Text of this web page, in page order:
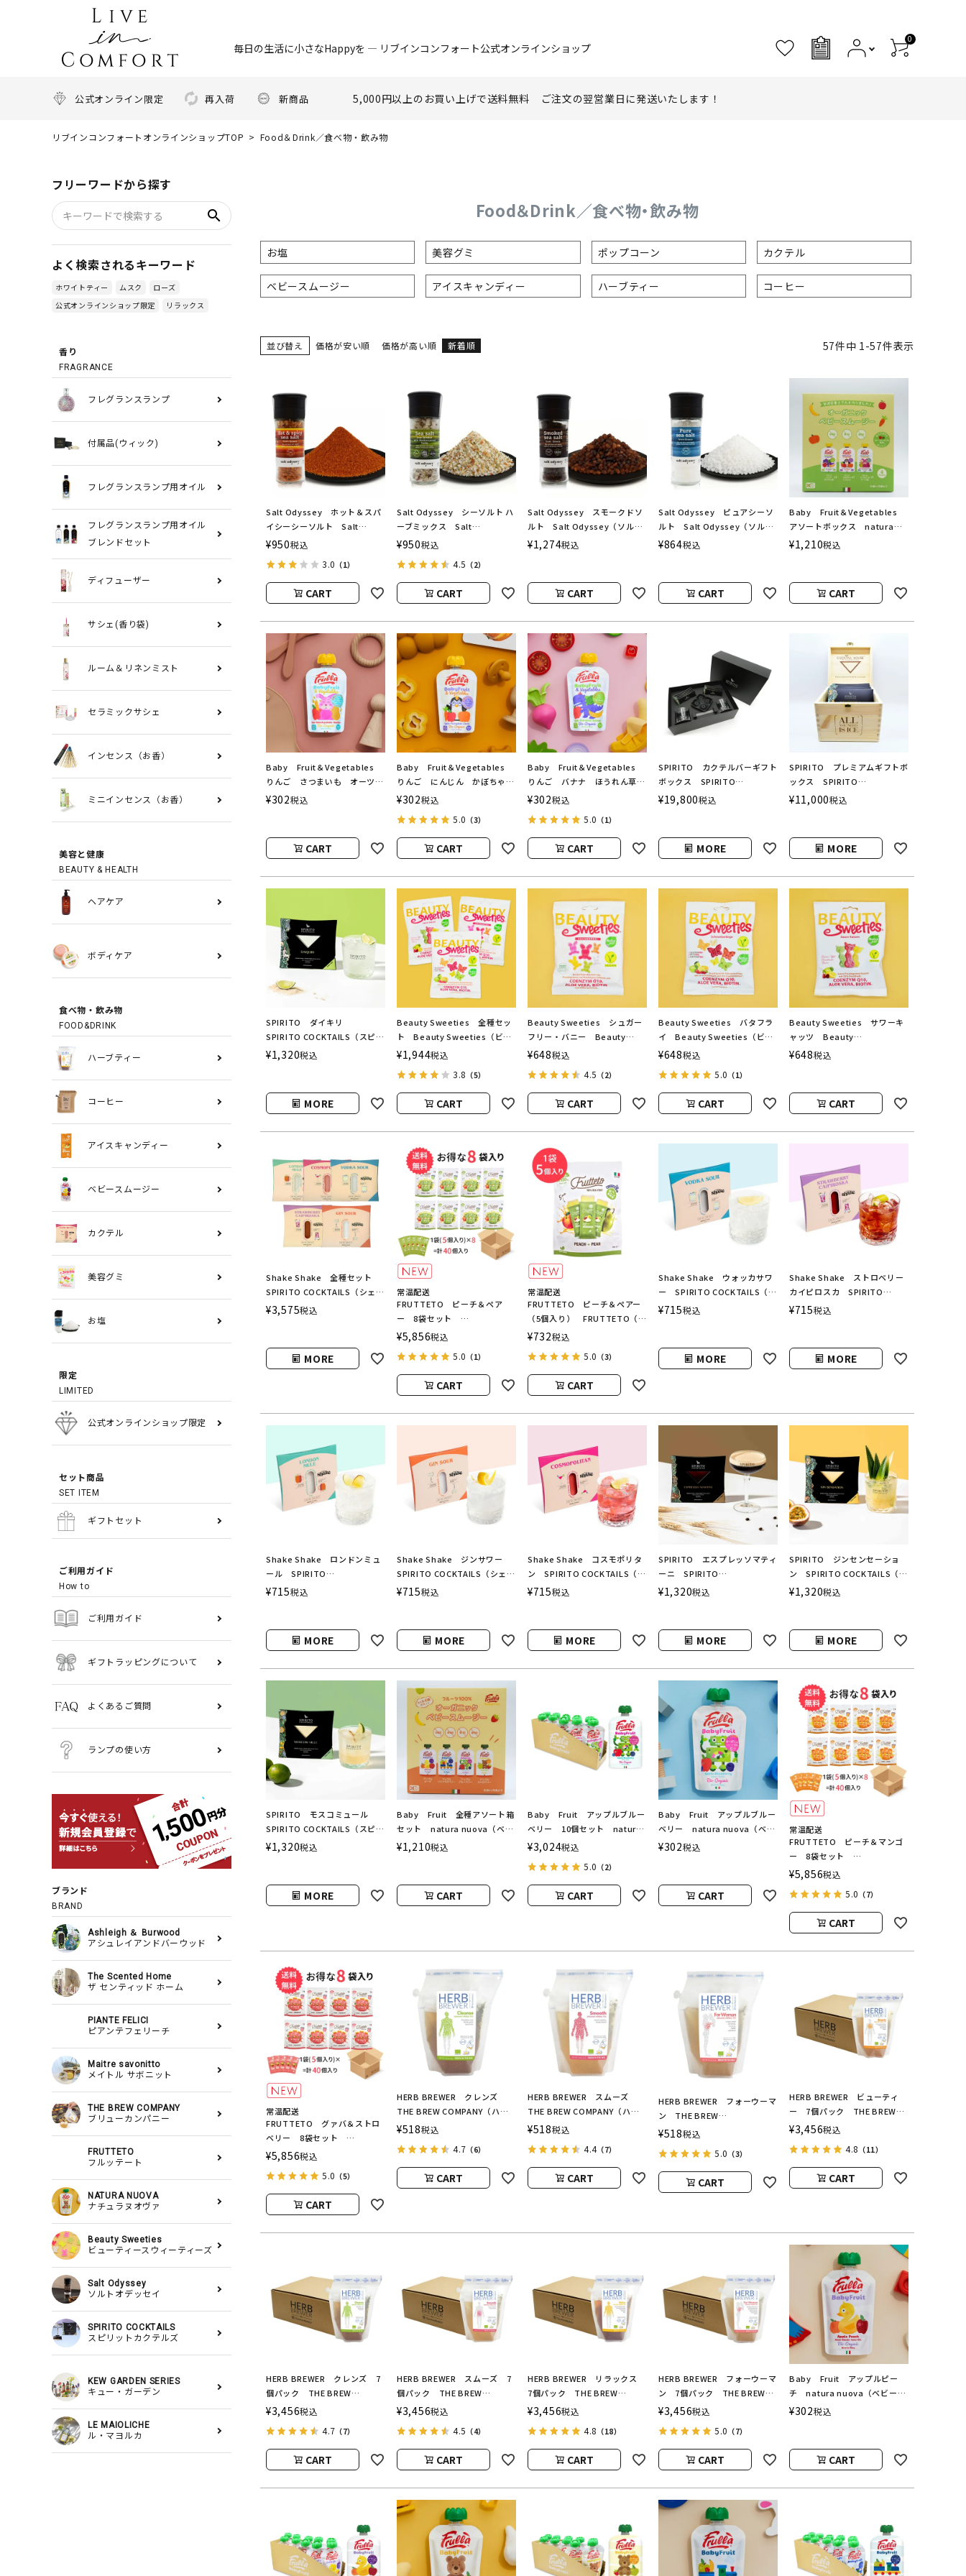
毎日の生活に小さなHappyを ― リブインコンフォート公式オンラインショップ
0
公式オンライン限定 再入荷 新商品 5,000円以上のお買い上げで送料無料 ご注文の翌営業日に発送いたします！
リブインコンフォートオンラインショップTOP Food＆Drink／食べ物・飲み物
フリーワードから探す
search
よく検索されるキーワード
ホワイトティー ムスク
ローズ
公式オンラインショップ限定
リラックス
香り
FRAGRANCE
フレグランスランプ
付属品(ウィック)
フレグランスランプ用オイル
フレグランスランプ用オイル
ブレンドセット
ディフューザー
サシェ(香り袋)
ルーム＆リネンミスト
セラミックサシェ
インセンス（お香）
ミニインセンス（お香）
美容と健康
BEAUTY & HEALTH
ヘアケア
ボディケア
食べ物・飲み物
FOOD&DRINK
ハーブティー
コーヒー
アイスキャンディー
ベビースムージー
カクテル
美容グミ
お塩
限定
LIMITED
公式オンラインショップ限定
セット商品
SET ITEM
ギフトセット
ご利用ガイド
How to
ご利用ガイド
ギフトラッピングについて
よくあるご質問
ランプの使い方
ブランド
BRAND
Ashleigh ＆ Burwood
アシュレイアンドバーウッド
The Scented Home
ザ センティッド ホーム
PIANTE FELICI
ピアンテフェリーチ
Maitre savonitto
メイトル サボニット
THE BREW COMPANY
ブリューカンパニー
FRUTTETO
フルッテート
NATURA NUOVA
ナチュラヌオヴァ
Beauty Sweeties
ビューティースウィーティーズ
Salt Odyssey
ソルトオデッセイ
SPIRITO COCKTAILS
スピリットカクテルズ
KEW GARDEN SERIES
キュー・ガーデン
LE MAIOLICHE
ル・マヨルカ
Food＆Drink／食べ物・飲み物
お塩 美容グミ ポップコーン カクテル
ベビースムージー アイスキャンディー ハーブティー コーヒー
並び替え 価格が安い順 価格が高い順 新着順 57件中 1 -57件表示
Salt Odyssey ホット＆スパ
イシーシーソルト Salt
Odyssey（ソルトオデッセ
¥950税込
3.0 （1）
CART
Salt Odyssey シーソルト ハ
ーブミックス Salt
Odyssey（ソルトオデッセ
¥950税込
4.5 （2）
CART
Salt Odyssey スモークドソ
ルト Salt Odyssey（ソルト
オデッセイ）
¥1,274税込
CART
Salt Odyssey ピュアシーソ
ルト Salt Odyssey（ソルト
オデッセイ）
¥864税込
CART
Baby Fruit＆Vegetables
アソートボックス natura
nuova（ベビーフルーツ＆ベ
ジタブル／ナチュラヌオヴァ）
¥1,210税込
CART
Baby Fruit＆Vegetables
りんご さつまいも オーツ
麦 natura nuova（ベビーフ
¥302税込
CART
Baby Fruit＆Vegetables
りんご にんじん かぼちゃ
natura nuova（ベビーフルー
ヴァ）
¥302税込
5.0 （3）
CART
Baby Fruit＆Vegetables
りんご バナナ ほうれん草
natura nuova（ベビーフルー
ヴァ）
¥302税込
5.0 （1）
CART
SPIRITO カクテルバーギフト
ボックス SPIRITO
COCKTAILS（スピリットカク
テルズ）
¥19,800税込
MORE
SPIRITO プレミアムギフトボ
ックス SPIRITO
COCKTAILS（スピリットカク
テルズ）
¥11,000税込
MORE
SPIRITO ダイキリ
SPIRITO COCKTAILS（スピリ
ットカクテルズ）
¥1,320税込
MORE
Beauty Sweeties 全種セッ
ト Beauty Sweeties（ビュ
ーティースウィーティーズ）
¥1,944税込
3.8 （5）
CART
Beauty Sweeties シュガー
フリー・バニー Beauty
Sweeties（ビューティースウ
¥648税込
4.5 （2）
CART
Beauty Sweeties バタフラ
イ Beauty Sweeties（ビュ
ーティースウィーティーズ）
¥648税込
5.0 （1）
CART
Beauty Sweeties サワーキ
ャッツ Beauty
Sweeties（ビューティースウ
¥648税込
CART
Shake Shake 全種セット
SPIRITO COCKTAILS（シェイ
クシェイク／スピリットカクテ
ルズ）
¥3,575税込
MORE
常温配送
FRUTTETO ピーチ＆ペア
ー 8袋セット
FRUTTETO（フルッテート）
¥5,856税込
5.0 （1）
CART
常温配送
FRUTTETO ピーチ＆ペアー
（5個入り） FRUTTETO（フ
ルッテート）
¥732税込
5.0 （3）
CART
Shake Shake ウォッカサワ
ー SPIRITO COCKTAILS（シ
ェイクシェイク／スピリットカ
¥715税込
MORE
Shake Shake ストロベリー
カイピロスカ SPIRITO
COCKTAILS（シェイクシェイ
¥715税込
MORE
Shake Shake ロンドンミュ
ール SPIRITO
COCKTAILS（シェイクシェイ
¥715税込
MORE
Shake Shake ジンサワー
SPIRITO COCKTAILS（シェイ
クシェイク／スピリットカクテ
¥715税込
MORE
Shake Shake コスモポリタ
ン SPIRITO COCKTAILS（シ
ェイクシェイク／スピリットカ
¥715税込
MORE
SPIRITO エスプレッソマティ
ーニ SPIRITO
COCKTAILS（スピリットカク
¥1,320税込
MORE
SPIRITO ジンセンセーショ
ン SPIRITO COCKTAILS（ス
ピリットカクテルズ）
¥1,320税込
MORE
SPIRITO モスコミュール
SPIRITO COCKTAILS（スピリ
ットカクテルズ）
¥1,320税込
MORE
Baby Fruit 全種アソート箱
セット natura nuova（ベビ
ーフルーツ／ナチュラヌオヴ
¥1,210税込
CART
Baby Fruit アップルブルー
ベリー 10個セット natura
nuova（ベビーフルーツ／ナ
¥3,024税込
5.0 （2）
CART
Baby Fruit アップルブルー
ベリー natura nuova（ベビ
ーフルーツ／ナチュラヌオヴ
¥302税込
CART
常温配送
FRUTTETO ピーチ＆マンゴ
ー 8袋セット
FRUTTETO（フルッテート）
¥5,856税込
5.0 （7）
CART
常温配送
FRUTTETO グァバ＆ストロ
ベリー 8袋セット
FRUTTETO（フルッテート）
¥5,856税込
5.0 （5）
CART
HERB BREWER クレンズ
THE BREW COMPANY（ハー
ブブリューワー／ブリューカン
¥518税込
4.7 （6）
CART
HERB BREWER スムーズ
THE BREW COMPANY（ハー
ブブリューワー／ブリューカン
¥518税込
4.4（7）
CART
HERB BREWER フォーウーマ
ン THE BREW
COMPANY（ハーブブリューワ
¥518税込
5.0 （3）
CART
HERB BREWER ビューティ
ー 7個パック THE BREW
COMPANY（ハーブブリューワ
ー／ブリューカンパニー）
¥3,456税込
4.8 （11）
CART
HERB BREWER クレンズ 7
個パック THE BREW
COMPANY（ハーブブリューワ
¥3,456税込
4.7 （7）
CART
HERB BREWER スムーズ 7
個パック THE BREW
COMPANY（ハーブブリューワ
¥3,456税込
4.5 （4）
CART
HERB BREWER リラックス
7個パック THE BREW
COMPANY（ハーブブリューワ
¥3,456税込
4.8 （18）
CART
HERB BREWER フォーウーマ
ン 7個パック THE BREW
COMPANY（ハーブブリューワ
¥3,456税込
5.0 （7）
CART
Baby Fruit アップルピー
チ natura nuova（ベビーフ
ルーツ／ナチュラヌオヴァ）
¥302税込
CART